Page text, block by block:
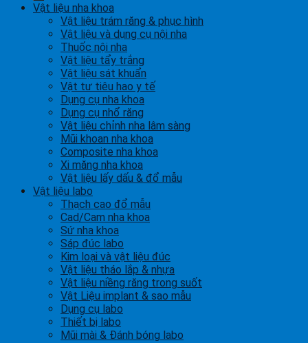
Vật liệu nha khoa
Vật liệu trám răng & phục hình
Vật liệu và dụng cụ nội nha
Thuốc nội nha
Vật liệu tẩy trắng
Vật liệu sát khuẩn
Vật tư tiêu hao y tế
Dụng cụ nha khoa
Dụng cụ nhổ răng
Vật liệu chỉnh nha lâm sàng
Mũi khoan nha khoa
Composite nha khoa
Xi măng nha khoa
Vật liệu lấy dấu & đổ mẫu
Vật liệu labo
Thạch cao đổ mẫu
Cad/Cam nha khoa
Sứ nha khoa
Sáp đúc labo
Kim loại và vật liệu đúc
Vật liệu tháo lắp & nhựa
Vật liệu niềng răng trong suốt
Vật Liệu implant & sao mẫu
Dụng cụ labo
Thiết bị labo
Mũi mài & Đánh bóng labo